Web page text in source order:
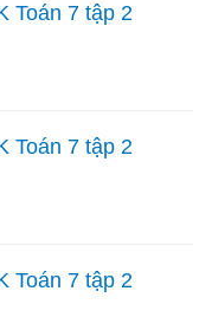
Toán 7 tập 2
Toán 7 tập 2
Toán 7 tập 2